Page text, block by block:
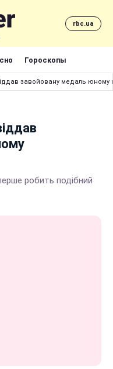
rbc.ua
Гороскопы
завойовану медаль юному
робить подібний